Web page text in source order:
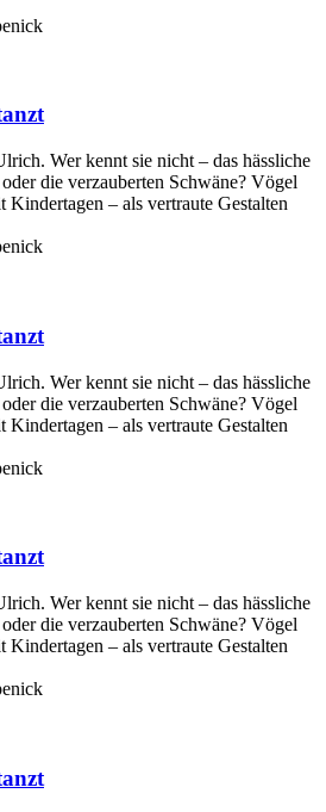
Wer kennt sie nicht – das hässliche
die verzauberten Schwäne? Vögel
Kindertagen – als vertraute Gestalten
Wer kennt sie nicht – das hässliche
die verzauberten Schwäne? Vögel
Kindertagen – als vertraute Gestalten
Wer kennt sie nicht – das hässliche
die verzauberten Schwäne? Vögel
Kindertagen – als vertraute Gestalten